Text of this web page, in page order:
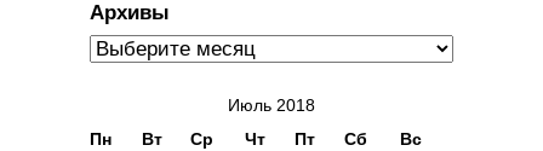
Архивы
Июль 2018
Пн
Вт Ср Чт Пт Сб Вс